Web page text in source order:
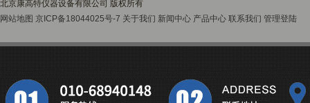
北京康高特仪器设备有限公司 版权所有
网站地图 京ICP备18044025号-7 关于我们 新闻中心 产品中心 联系我们 管理登陆